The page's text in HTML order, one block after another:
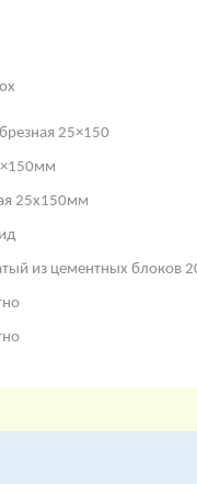
25×150
25х150мм
из цементных блоков